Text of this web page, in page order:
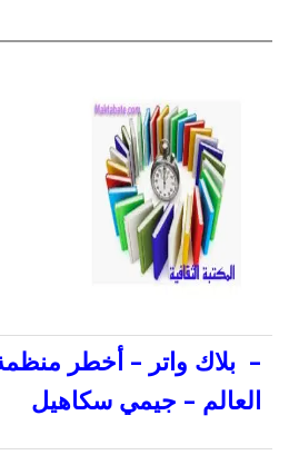
– بلاك واتر – أخطر
العالم – جيمي سكاهيل